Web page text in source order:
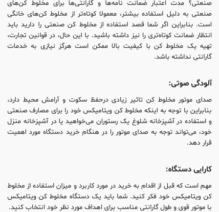
صنعتی؟ مدت اعتبار ضمانت نامه‌ها و گارانتی‌ها برای ‌مخلوط کن‌های
صنعتی به دلیل استفاده بیشتر، معمولا کوتاه‌تر از مخلوط کن‌های خانگی
است. بنابراین اگر شما قصد استفاده از مخلوط کن صنعتی را دارید باید
انتظار ضمانت کوتاه‌تری را نیز داشته باشید. با این حال، در قوانین تجارت،
تهیه‌ یک مخلوط کن با کیفیت بالا ممکن است هرگز نیازی به خدمات
گارانتی نداشته باشد.
آلودگی صوتی:
صدای موتور مخلوط کن تاثیر زیادی درحفظ سکوت و آرامش محیط دارد،
بنابراین با توجه به اینکه مخلوط کن ویتامیکس خود را برای مصارف صنعتی
و استفاده در آشپزخانه‌ شلوغ یک رستوران می‌خواهید یا در آشپزخانه‌ منزل
خود، می‌تواند توجه به صدای موتور را در هنگام خرید دستگاه مورد اهمیت
قرار دهد.
کارایی دستگاه:
مهم است که قبل از اقدام به خرید در مورد کاربرد و میزان استفاده از مخلوط
کن ویتامیکس خود فکر کنید. شما باید یک دستگاه مخلوط کن ویتامیکس
با موتور قوی و طول گارانتی مناسب برای اهداف مورد نظر خود انتخاب کنید.